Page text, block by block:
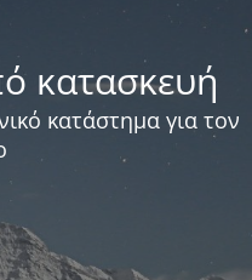
κατασκευή
κατάστημα για τον